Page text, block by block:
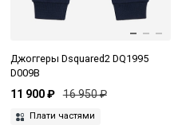
Джоггеры Dsquared2 DQ1995
D009B
11 900 ₽ 16 950 ₽
Плати частями